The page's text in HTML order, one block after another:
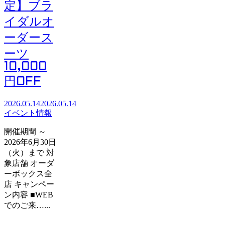
定】ブラ
イダルオ
ーダース
ーツ
10,000
円OFF
2026.05.142026.05.14
イベント情報
開催期間 ～
2026年6月30日
（火）まで 対
象店舗 オーダ
ーボックス全
店 キャンペー
ン内容 ■WEB
でのご来…...